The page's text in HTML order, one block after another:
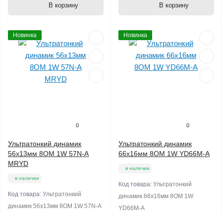
В корзину В корзину
Новинка
0
Ультратонкий динамик
56х13мм 8ОМ 1W 57N-A
MRYD
в наличии
Код товара: Ультратонкий
динамик 56х13мм 8ОМ 1W 57N-A
Новинка
0
Ультратонкий динамик
66х16мм 8ОМ 1W YD66M-A
в наличии
Код товара: Ультратонкий
динамик 66х16мм 8ОМ 1W
YD66M-A